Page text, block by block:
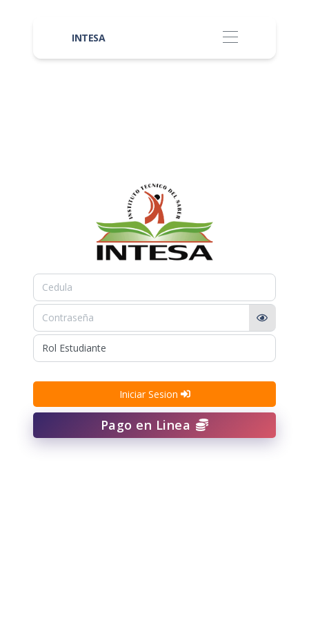
INTESA
Iniciar Sesion
Pago en Linea